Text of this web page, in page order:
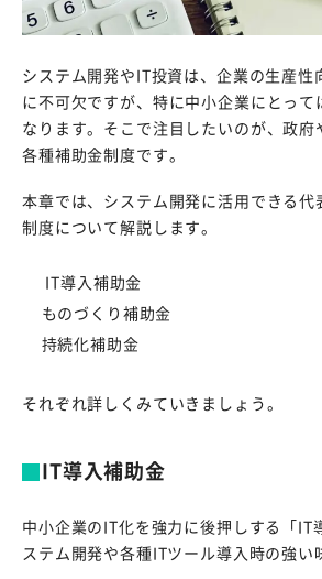
システム開発やIT投資は、企業の生産性
に不可欠ですが、特に中小企業にとって
なります。そこで注目したいのが、政府
各種補助金制度です。
本章では、システム開発に活用できる
制度について解説します。
IT導入補助金
ものづくり補助金
持続化補助金
それぞれ詳しくみていきましょう。
IT導入補助金
中小企業のIT化を強力に後押しする「IT
ステム開発や各種ITツール導入時の強い